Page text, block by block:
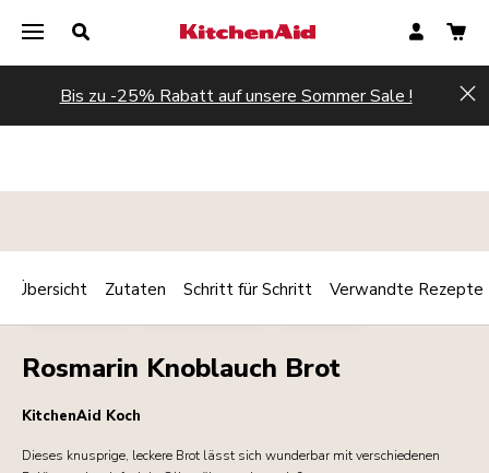
Bis zu -25% Rabatt auf unsere Sommer Sale !
BACKWAREN HAUPTGERICHT BEILAGEN Print
Share
Rosmarin Knoblauch Brot
KitchenAid Koch
Dieses knusprige, leckere Brot lässt sich wunderbar mit verschiedenen
Übersicht Zutaten Schritt für Schritt Verwandte Rezepte